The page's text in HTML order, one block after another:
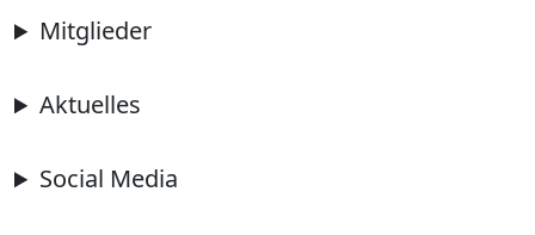
Mitglieder
Aktuelles
Social Media